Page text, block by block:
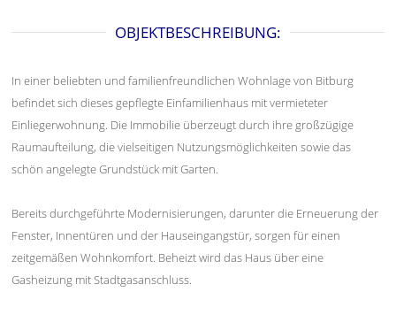
OBJEKTBESCHREIBUNG:
In einer beliebten und familienfreundlichen Wohnlage von Bitburg
befindet sich dieses gepflegte Einfamilienhaus mit vermieteter
Einliegerwohnung. Die Immobilie überzeugt durch ihre großzügige
Raumaufteilung, die vielseitigen Nutzungsmöglichkeiten sowie das
schön angelegte Grundstück mit Garten.
Bereits durchgeführte Modernisierungen, darunter die Erneuerung der
Fenster, Innentüren und der Hauseingangstür, sorgen für einen
zeitgemäßen Wohnkomfort. Beheizt wird das Haus über eine
Gasheizung mit Stadtgasanschluss.